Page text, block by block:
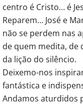
centro é Cristo… é
Reparem… José e
não se perdem nas
de quem medita, de
da lição do silêncio.
Deixemo-nos
fantástica e
Andamos aturdidos